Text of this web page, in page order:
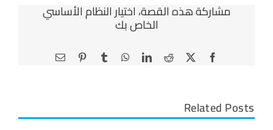
‫مشاركة هذه القصة، اختيار النظام الأساسي
الخاص بك
Facebook
X
Reddit
LinkedIn
WhatsApp
Tumblr
Pinterest
Email
Related Posts